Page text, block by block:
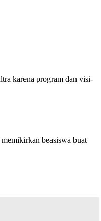
karena program dan visi-
beasiswa buat